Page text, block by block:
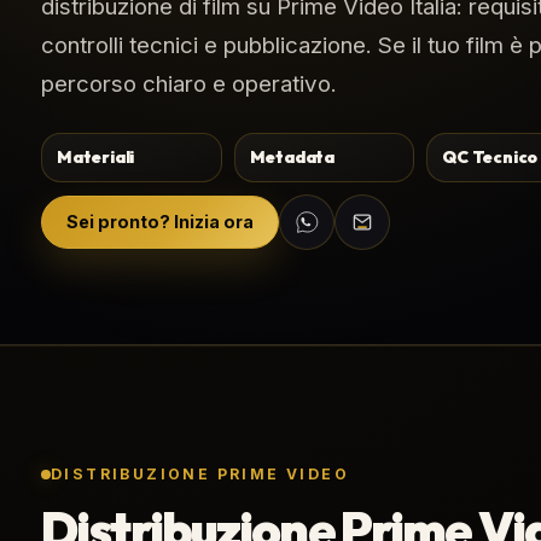
distribuzione di film su Prime Video Italia:
controlli tecnici e pubblicazione. Se il tuo film è
percorso chiaro e operativo.
Materiali Metadata QC Tecnico
Sei pronto? Inizia ora
DISTRIBUZIONE PRIME VIDEO